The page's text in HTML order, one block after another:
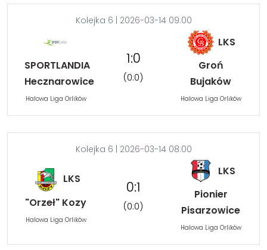
Kolejka 6 | 2026-03-14 09:00
SPORTLANDIA
Hecznarowice
Halowa Liga Orlików
1:0
(0:0)
LKS
Groń
Bujaków
Halowa Liga Orlików
Kolejka 6 | 2026-03-14 08:00
LKS
"Orzeł" Kozy
Halowa Liga Orlików
0:1
(0:0)
LKS
Pionier
Pisarzowice
Halowa Liga Orlików